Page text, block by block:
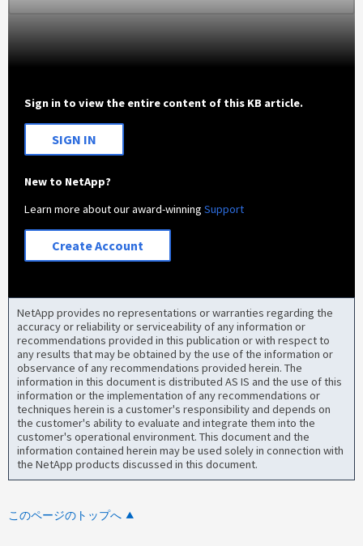
Sign in to view the entire content of this KB article.
SIGN IN
New to NetApp?
Learn more about our award-winningSupport
Create Account
NetApp provides no representations or warranties regarding the
accuracy or reliability or serviceability of any information or
recommendations provided in this publication or with respect to
any results that may be obtained by the use of the information or
observance of any recommendations provided herein. The
information in this document is distributed AS IS and the use of this
information or the implementation of any recommendations or
techniques herein is a customer's responsibility and depends on
the customer's ability to evaluate and integrate them into the
customer's operational environment. This document and the
information contained herein may be used solely in connection with
the NetApp products discussed in this document.
このページのトップへ